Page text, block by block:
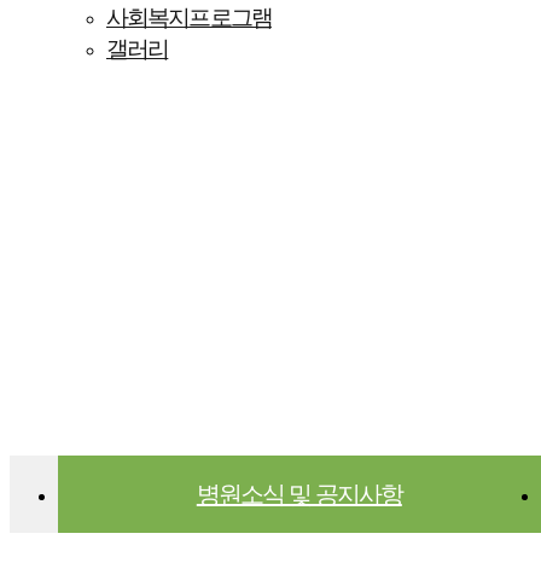
사회복지프로그램
갤러리
병원소식 및 공지사항